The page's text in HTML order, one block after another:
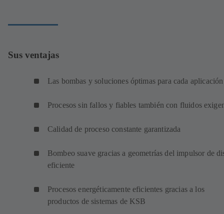
Sus ventajas
Las bombas y soluciones óptimas para cada aplicación
Procesos sin fallos y fiables también con fluidos
Calidad de proceso constante garantizada
Bombeo suave gracias a geometrías del impulsor de
eficiente
Procesos energéticamente eficientes gracias a los
productos de sistemas de KSB